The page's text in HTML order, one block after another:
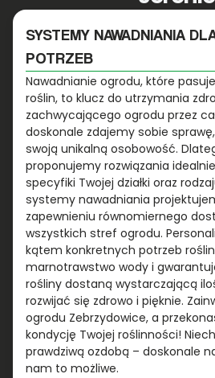
SYSTEMY NAWADNIANIA
POTRZEB
Nawadnianie ogrodu, które
roślin, to klucz do utrzymania
zachwycającego ogrodu przez
doskonale zdajemy sobie
swoją unikalną osobowość.
proponujemy rozwiązania
specyfiki Twojej działki oraz
systemy nawadniania
zapewnieniu równomiernego
wszystkich stref ogrodu.
kątem konkretnych potrzeb
marnotrawstwo wody i
rośliny dostaną wystarczającą
rozwijać się zdrowo i pięknie.
ogrodu Zebrzydowice, a
kondycję Twojej roślinności!
prawdziwą ozdobą – doskonale
nam to możliwe.